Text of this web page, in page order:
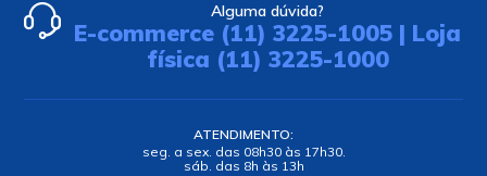
Alguma dúvida?
E-commerce (11) 3225-1005 | Loja
física (11) 3225-1000
ATENDIMENTO:
seg. a sex. das 08h30 às 17h30.
sáb. das 8h às 13h